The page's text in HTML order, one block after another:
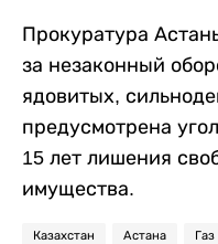
Прокуратура
за незаконный
ядовитых,
предусмотрена
15 лет лишения
имущества.
Казахстан Астана Газ